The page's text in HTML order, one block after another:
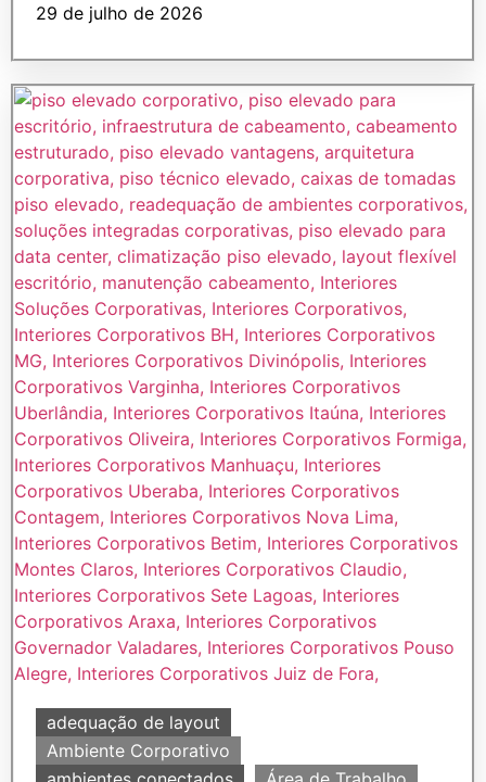
29 de julho de 2026
adequação de layout
Ambiente Corporativo